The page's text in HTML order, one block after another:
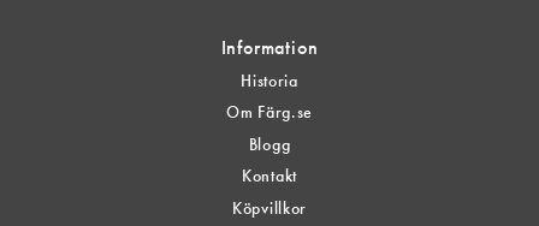
Information
Historia
Om Färg.se
Blogg
Kontakt
Köpvillkor